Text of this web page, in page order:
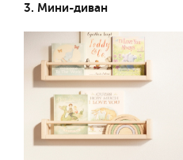
3. Мини-диван